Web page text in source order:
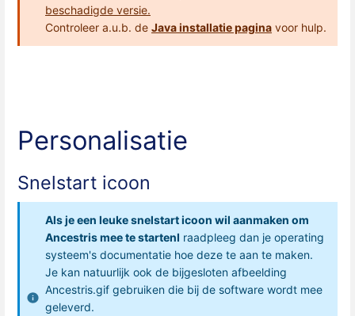
beschadigde versie.
Controleer a.u.b. de Java installatie pagina voor hulp.
Personalisatie
Snelstart icoon
Als je een leuke snelstart icoon wil aanmaken om
Ancestris mee te startenI raadpleeg dan je operating
systeem's documentatie hoe deze te aan te maken.
Je kan natuurlijk ook de bijgesloten afbeelding
Ancestris.gif gebruiken die bij de software wordt mee
geleverd.